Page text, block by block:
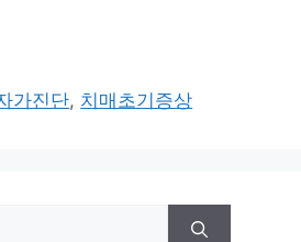
가진단, 치매초기증상